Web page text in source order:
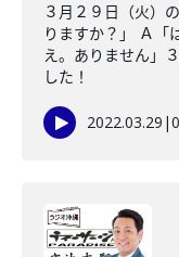
３月２９日（火）
りますか？」 Ａ
え。ありません」
した！
2022.03.29 |